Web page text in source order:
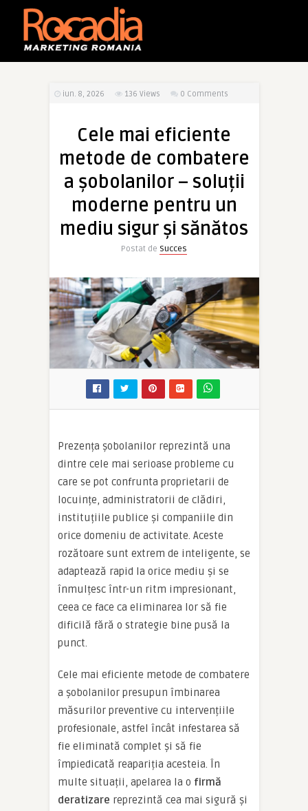
iun. 8, 2026 136 Views 0 Comments
Cele mai eficiente
metode de combatere
a șobolanilor – soluții
moderne pentru un
mediu sigur și sănătos
Postat de Succes
Prezența șobolanilor reprezintă una
dintre cele mai serioase probleme cu
care se pot confrunta proprietarii de
locuințe, administratorii de clădiri,
instituțiile publice și companiile din
orice domeniu de activitate. Aceste
rozătoare sunt extrem de inteligente, se
adaptează rapid la orice mediu și se
înmulțesc într-un ritm impresionant,
ceea ce face ca eliminarea lor să fie
dificilă fără o strategie bine pusă la
punct.
Cele mai eficiente metode de combatere
a șobolanilor presupun îmbinarea
măsurilor preventive cu intervențiile
profesionale, astfel încât infestarea să
fie eliminată complet și să fie
împiedicată reapariția acesteia. În
multe situații, apelarea la o firmă
deratizare reprezintă cea mai sigură și